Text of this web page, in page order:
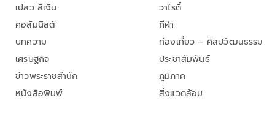
เปลว สีเงิน
คอลัมนิสต์
บทความ
เศรษฐกิจ
ข่าวพระราชสำนัก
หนังสือพิมพ์
วาไรตี้
กีฬา
ท่องเที่ยว – ศิลปวัฒนธรรม
ประชาสัมพันธ์
ภูมิภาค
สิ่งแวดล้อม